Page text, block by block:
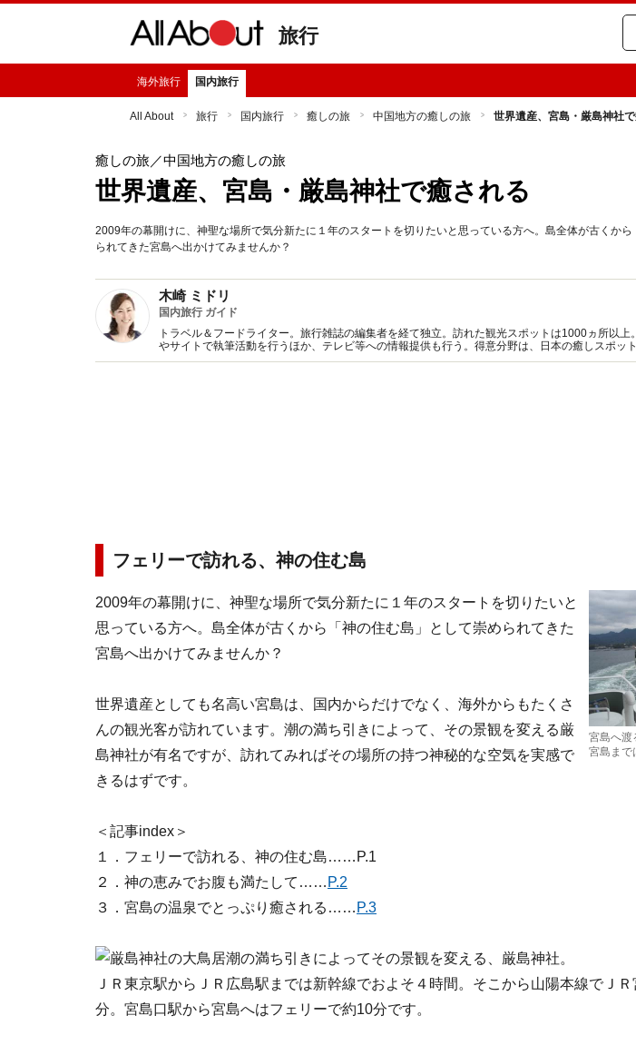
旅行
海外旅行 国内旅行
All About 旅行 国内旅行 癒しの旅 中国地方の癒しの旅 世界遺産、宮島・厳島神社
癒しの旅 ／中国地方の癒しの旅
世界遺産、宮島・厳島神社で癒される
2009年の幕開けに、神聖な場所で気分新たに１年のスタートを切りたいと思っている方へ。島全体が古くか
られてきた宮島へ出かけてみませんか？
木崎 ミドリ
国内旅行 ガイド
トラベル＆フードライター。旅行雑誌の編集者を経て独立。訪れた観光スポットは1000ヵ所以上
やサイトで執筆活動を行うほか、テレビ等への情報提供も行う。得意分野は、日本の癒しスポッ
メ、絶景、島旅、それらを支える人々の取材など。
フェリーで訪れる、神の住む島
宮島へ渡
宮島まで
2009年の幕開けに、神聖な場所で気分新たに１年のスタートを切りたいと
思っている方へ。島全体が古くから「神の住む島」として崇められてきた
宮島へ出かけてみませんか？
世界遺産としても名高い宮島は、国内からだけでなく、海外からもたくさ
んの観光客が訪れています。潮の満ち引きによって、その景観を変える厳
島神社が有名ですが、訪れてみればその場所の持つ神秘的な空気を実感で
きるはずです。
＜記事index＞
１．フェリーで訪れる、神の住む島……P.1
２．神の恵みでお腹も満たして…… P.2
３．宮島の温泉でとっぷり癒される…… P.3
潮の満ち引きによってその景観を変える、厳島神社。
ＪＲ東京駅からＪＲ広島駅までは新幹線でおよそ４時間。そこから山陽本線でＪ
分。宮島口駅から宮島へはフェリーで約10分です。